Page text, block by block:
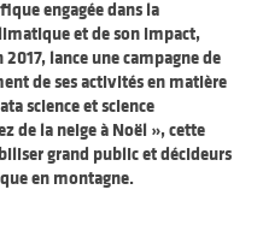
engagée dans la
et de son impact,
lance une campagne de
de ses activités en matière
science et science
de la neige à Noël », cette
grand public et décideurs
en montagne.